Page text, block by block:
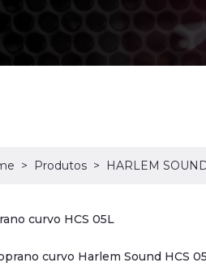
Produtos HARLEM
curvo HCS 05L
curvo Harlem Sound HCS